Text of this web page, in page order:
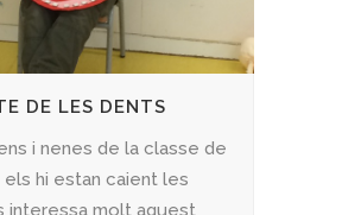
DE LES DENTS
i nenes de la classe de
hi estan caient les
interessa molt aquest